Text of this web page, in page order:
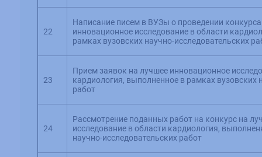
22
Написание писем в ВУЗы о проведении
инновационное исследование в области
рамках вузовских научно-исследовательских
23
Прием заявок на лучшее инновационное
кардиология, выполненное в рамках вузовских
работ
24
Рассмотрение поданных работ на конкурс на
исследование в области кардиология,
научно-исследовательских работ